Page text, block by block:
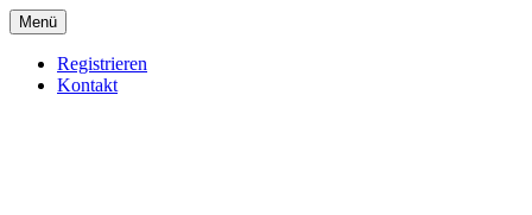
Menü
Registrieren
Kontakt